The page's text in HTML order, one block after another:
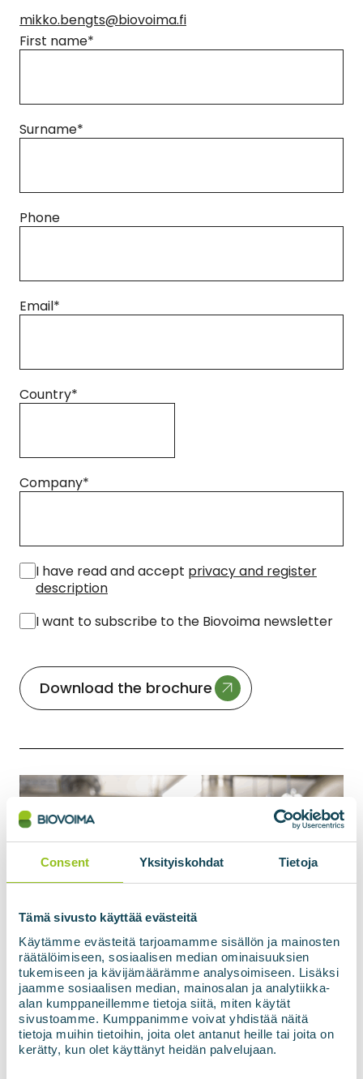
Consent Yksityiskohdat Tietoja
Tämä sivusto käyttää evästeitä
Käytämme evästeitä tarjoamamme sisällön ja mainosten
räätälöimiseen, sosiaalisen median ominaisuuksien
tukemiseen ja kävijämäärämme analysoimiseen. Lisäksi
jaamme sosiaalisen median, mainosalan ja analytiikka-
alan kumppaneillemme tietoja siitä, miten käytät
sivustoamme. Kumppanimme voivat yhdistää näitä
tietoja muihin tietoihin, joita olet antanut heille tai joita on
kerätty, kun olet käyttänyt heidän palvelujaan.
mikko.bengts@biovoima.fi
First name*
Surname*
Phone
Email*
Country*
Company*
* I have read and accept privacy and register
description
I want to subscribe to the Biovoima newsletter
Download the brochure